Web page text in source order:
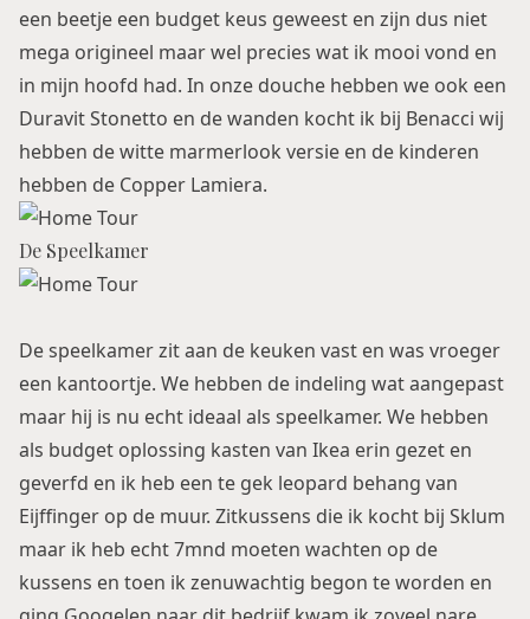
een beetje een budget keus geweest en zijn dus niet
mega origineel maar wel precies wat ik mooi vond en
in mijn hoofd had. In onze douche hebben we ook een
Duravit Stonetto en de wanden kocht ik bij Benacci wij
hebben de witte marmerlook versie en de kinderen
hebben de Copper Lamiera.
De Speelkamer
De speelkamer zit aan de keuken vast en was vroeger
een kantoortje. We hebben de indeling wat aangepast
maar hij is nu echt ideaal als speelkamer. We hebben
als budget oplossing kasten van Ikea erin gezet en
geverfd en ik heb een te gek leopard behang van
Eijffinger op de muur. Zitkussens die ik kocht bij Sklum
maar ik heb echt 7mnd moeten wachten op de
kussens en toen ik zenuwachtig begon te worden en